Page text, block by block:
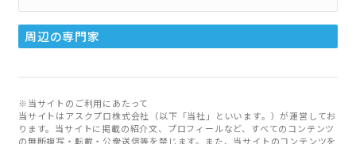
周辺の専門家
※当サイトのご利用にあたって
当サイトはアスクプロ株式会社（以下「当社」といいます。）が運営してお
ります。当サイトに掲載の紹介文、プロフィールなど、すべてのコンテンツ
の無断複写・転載・公衆送信等を禁じます。また、当サイトのコンテンツを